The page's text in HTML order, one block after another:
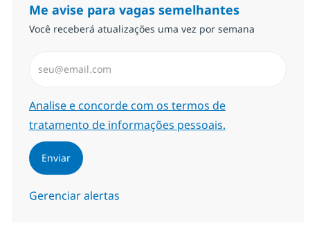
Me avise para vagas semelhantes
Você receberá atualizações uma vez por semana
Required
Analise e concorde com os termos de
tratamento de informações pessoais.
Enviar
Gerenciar alertas